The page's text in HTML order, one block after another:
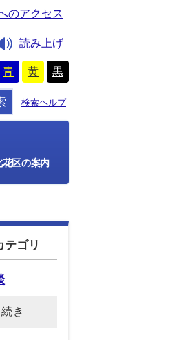
のアクセス
読み上げ
青 黄 黒
検索ヘルプ
花区の案内
テゴリ
き